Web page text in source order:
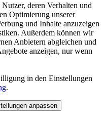
deren Verhalten und
Optimierung unserer
und Inhalte anzuzeigen
Außerdem können wir
Anbietern abgleichen und
anzeigen, nur wenn
in den Einstellungen
.
anpassen